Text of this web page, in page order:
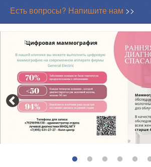
Есть вопросы? Напишите нам >>